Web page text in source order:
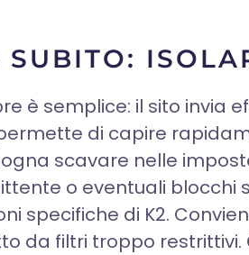
SUBITO:
è semplice: il sito invia
di capire
scavare nelle
o eventuali blocchi
specifiche di K2.
da filtri troppo